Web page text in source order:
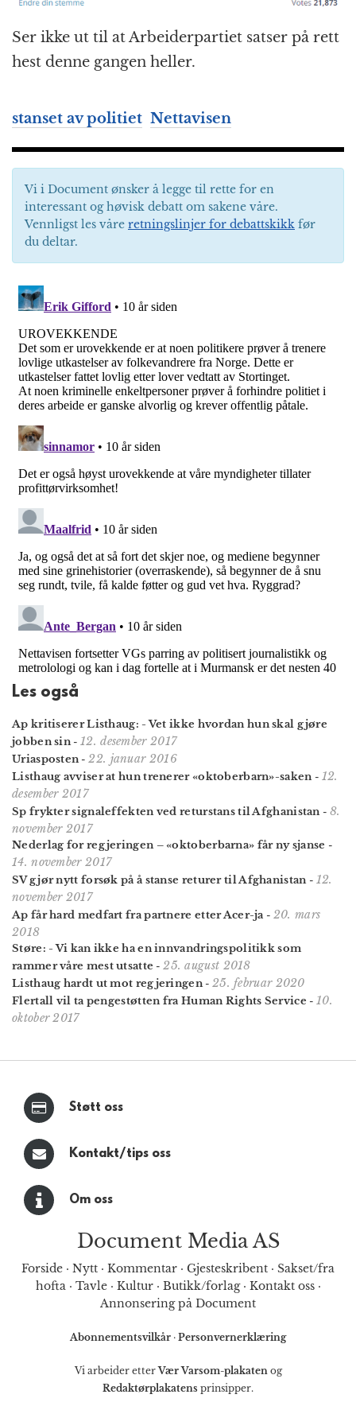
Ser ikke ut til at Arbeiderpartiet satser på rett
hest denne gangen heller.
stanset av politiet Nettavisen
Vi i Document ønsker å legge til rette for en
interessant og høvisk debatt om sakene våre.
Vennligst les våre retningslinjer for debattskikk før
du deltar.
Les også
Ap kritiserer Listhaug: - Vet ikke hvordan hun skal gjøre
jobben sin - 12. desember 2017
Uriasposten - 22. januar 2016
Listhaug avviser at hun trenerer «oktoberbarn»-saken - 12.
desember 2017
Sp frykter signaleffekten ved returstans til Afghanistan - 8.
november 2017
Nederlag for regjeringen – «oktoberbarna» får ny sjanse -
14. november 2017
SV gjør nytt forsøk på å stanse returer til Afghanistan - 12.
november 2017
Ap får hard medfart fra partnere etter Acer-ja - 20. mars
2018
Støre: - Vi kan ikke ha en innvandrings­politikk som
rammer våre mest utsatte - 25. august 2018
Listhaug hardt ut mot regjeringen- 25. februar 2020
Flertall vil ta pengestøtten fra Human Rights Service - 10.
oktober 2017
Støtt oss
Kontakt/tips oss
Om oss
Document Media AS
Forside · Nytt · Kommentar · Gjesteskribent · Sakset/fra
hofta· Tavle· Kultur· Butikk/forlag· Kontakt oss·
Annonsering på Document
Abonnementsvilkår · Personvernerklæring
Vi arbeider etterVær Varsom-plakatenog
Redaktørplakatens prinsipper.